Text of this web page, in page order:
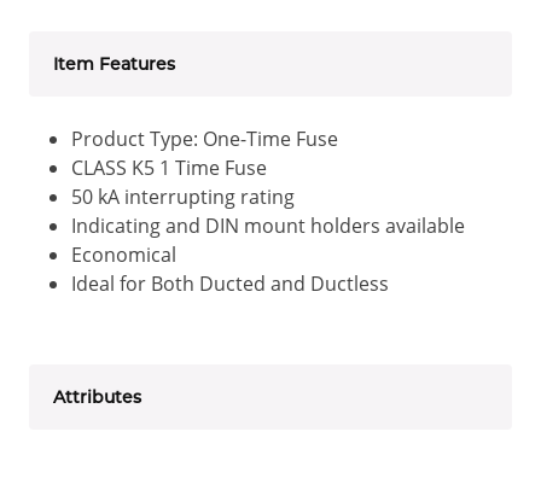
Item Features
Product Type: One-Time Fuse
CLASS K5 1 Time Fuse
50 kA interrupting rating
Indicating and DIN mount holders available
Economical
Ideal for Both Ducted and Ductless
Attributes